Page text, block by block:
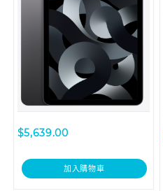
$5,639.00
加入購物車